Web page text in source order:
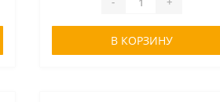
В КОРЗИНУ